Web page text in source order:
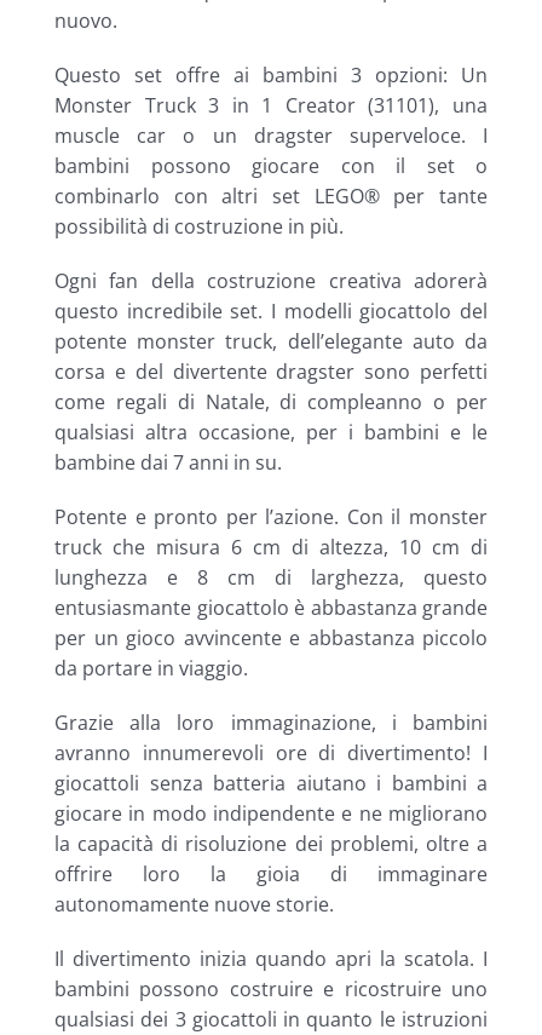
nuovo.
Questo set offre ai bambini 3 opzioni: Un
Monster Truck 3 in 1 Creator (31101), una
muscle car o un dragster superveloce. I
bambini possono giocare con il set o
combinarlo con altri set LEGO® per tante
possibilità di costruzione in più.
Ogni fan della costruzione creativa adorerà
questo incredibile set. I modelli giocattolo del
potente monster truck, dell’elegante auto da
corsa e del divertente dragster sono perfetti
come regali di Natale, di compleanno o per
qualsiasi altra occasione, per i bambini e le
bambine dai 7 anni in su.
Potente e pronto per l’azione. Con il monster
truck che misura 6 cm di altezza, 10 cm di
lunghezza e 8 cm di larghezza, questo
entusiasmante giocattolo è abbastanza grande
per un gioco avvincente e abbastanza piccolo
da portare in viaggio.
Grazie alla loro immaginazione, i bambini
avranno innumerevoli ore di divertimento! I
giocattoli senza batteria aiutano i bambini a
giocare in modo indipendente e ne migliorano
la capacità di risoluzione dei problemi, oltre a
offrire loro la gioia di immaginare
autonomamente nuove storie.
Il divertimento inizia quando apri la scatola. I
bambini possono costruire e ricostruire uno
qualsiasi dei 3 giocattoli in quanto le istruzioni